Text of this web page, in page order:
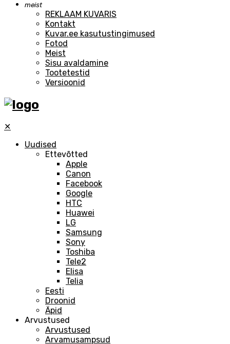
meist
REKLAAM KUVARIS
Kontakt
Kuvar.ee kasutustingimused
Fotod
Meist
Sisu avaldamine
Tootetestid
Versioonid
✕
Uudised
Ettevõtted
Apple
Canon
Facebook
Google
HTC
Huawei
LG
Samsung
Sony
Toshiba
Tele2
Elisa
Telia
Eesti
Droonid
Äpid
Arvustused
Arvustused
Arvamusampsud